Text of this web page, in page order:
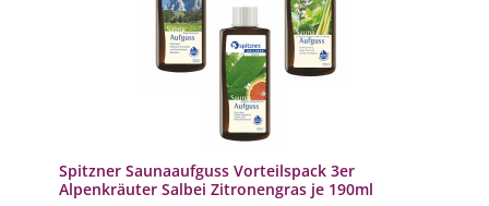
Spitzner Saunaaufguss Vorteilspack 3er
Alpenkräuter Salbei Zitronengras je 190ml